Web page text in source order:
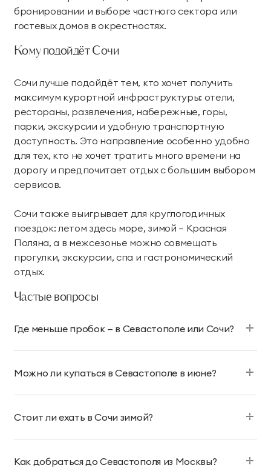
бронировании и выборе частного сектора или
гостевых домов в окрестностях.
Кому подойдёт Сочи
Сочи лучше подойдёт тем, кто хочет получить
максимум курортной инфраструктуры: отели,
рестораны, развлечения, набережные, горы,
парки, экскурсии и удобную транспортную
доступность. Это направление особенно удобно
для тех, кто не хочет тратить много времени на
дорогу и предпочитает отдых с большим выбором
сервисов.
Сочи также выигрывает для круглогодичных
поездок: летом здесь море, зимой — Красная
Поляна, а в межсезонье можно совмещать
прогулки, экскурсии, спа и гастрономический
отдых.
Частые вопросы
Где меньше пробок — в Севастополе или Сочи?
Можно ли купаться в Севастополе в июне?
Стоит ли ехать в Сочи зимой?
Как добраться до Севастополя из Москвы?